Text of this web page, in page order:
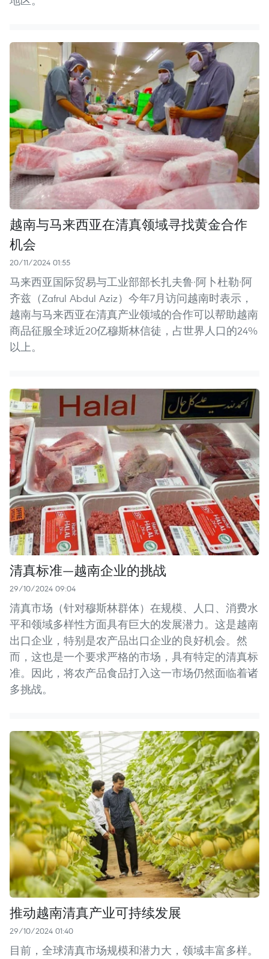
越南与马来西亚在清真领域寻找黄金合作
机会
20/11/2024 01:55
马来西亚国际贸易与工业部部长扎夫鲁·阿卜杜勒·阿
齐兹（Zafrul Abdul Aziz）今年7月访问越南时表示，
越南与马来西亚在清真产业领域的合作可以帮助越南
商品征服全球近20亿穆斯林信徒，占世界人口的24%
以上。
清真标准—越南企业的挑战
29/10/2024 09:04
清真市场（针对穆斯林群体）在规模、人口、消费水
平和领域多样性方面具有巨大的发展潜力。这是越南
出口企业，特别是农产品出口企业的良好机会。然
而，这也是一个要求严格的市场，具有特定的清真标
准。因此，将农产品食品打入这一市场仍然面临着诸
多挑战。
推动越南清真产业可持续发展
29/10/2024 01:40
目前，全球清真市场规模和潜力大，领域丰富多样。